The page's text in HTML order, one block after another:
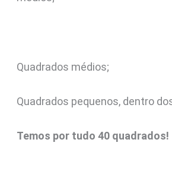
Quadrados médios;
Quadrados pequenos, dentro
Temos por tudo 40 quadrados!